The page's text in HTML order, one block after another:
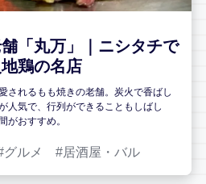
「丸万」｜ニシタチで
鶏の名店
されるもも焼きの老舗。炭火で香ばし
人気で、行列ができることもしばし
がおすすめ。
グルメ 居酒屋・バル